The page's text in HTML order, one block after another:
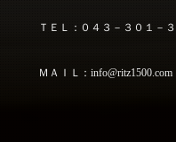
ＴＥＬ：０４３－３０１－
ＭＡＩＬ：info@ritz1500.com